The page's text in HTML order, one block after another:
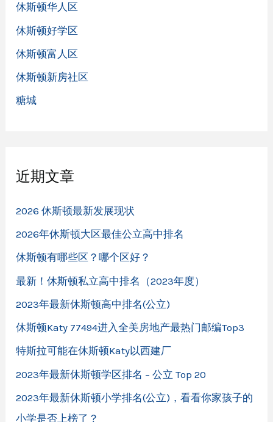
休斯顿华人区
休斯顿好学区
休斯顿富人区
休斯顿新房社区
糖城
近期文章
2026 休斯顿最新发展现状
2026年休斯顿大区最佳公立高中排名
休斯顿有哪些区？哪个区好？
最新！休斯顿私立高中排名（2023年度）
2023年最新休斯顿高中排名(公立)
休斯顿Katy 77494进入全美房地产最热门邮编Top3
特斯拉可能在休斯顿Katy以西建厂
2023年最新休斯顿学区排名 – 公立 Top 20
2023年最新休斯顿小学排名(公立)，看看你家孩子的
小学是否上榜了？